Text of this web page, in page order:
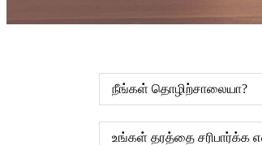
நீங்கள் தொழிற்சாலையா?
உங்கள் தரத்தை சரிபார்க்க